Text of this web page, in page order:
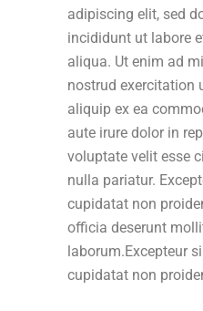
adipiscing elit, sed
incididunt ut labore
aliqua. Ut enim ad
nostrud exercitation
aliquip ex ea
aute irure dolor in
voluptate velit esse
nulla pariatur.
cupidatat non
officia deserunt
laborum.Excepteur
cupidatat non